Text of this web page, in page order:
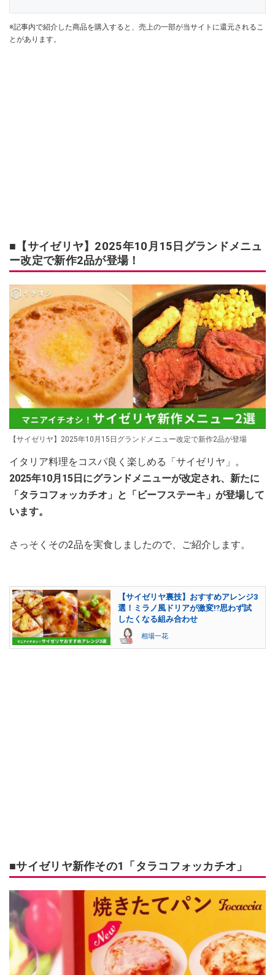
※記事内で紹介した商品を購入すると、売上の一部が当サイトに還元されるこ
とがあります。
■【サイゼリヤ】2025年10月15日グランドメニュ
ー改定で新作2品が登場！
【サイゼリヤ】2025年10月15日グランドメニュー改定で新作2品が登場
イタリア料理をコスパ良く楽しめる「サイゼリヤ」。
2025年10月15日にグランドメニューが改定され、新たに
「タラコフォッカチオ」と「ビーフステーキ」が登場して
います。
さっそくその2品を実食しましたので、ご紹介します。
【サイゼリヤ裏技】おすすめアレンジ3
選！ミラノ風ドリアが激変⁉思わず試
したくなる組み合わせ
相場一花
■サイゼリヤ新作その1「タラコフォッカチオ」